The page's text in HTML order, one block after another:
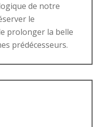
de notre
le
prolonger la belle
prédécesseurs.